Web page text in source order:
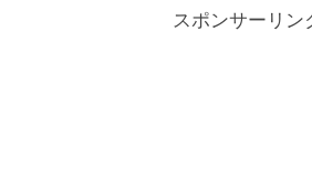
スポンサーリン